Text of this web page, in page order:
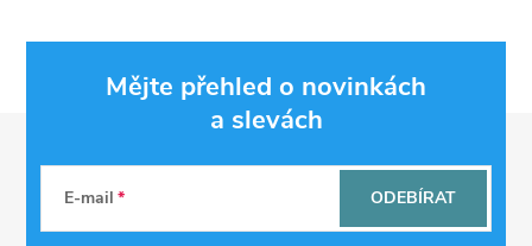
Mějte přehled o novinkách
a slevách
E-mail ODEBÍRAT